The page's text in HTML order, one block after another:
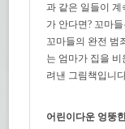
과 같은 일들이
가 안다면? 꼬마
꼬마들의 완전 범
는 엄마가 집을
려낸 그림책입니
어린이다운 엉뚱